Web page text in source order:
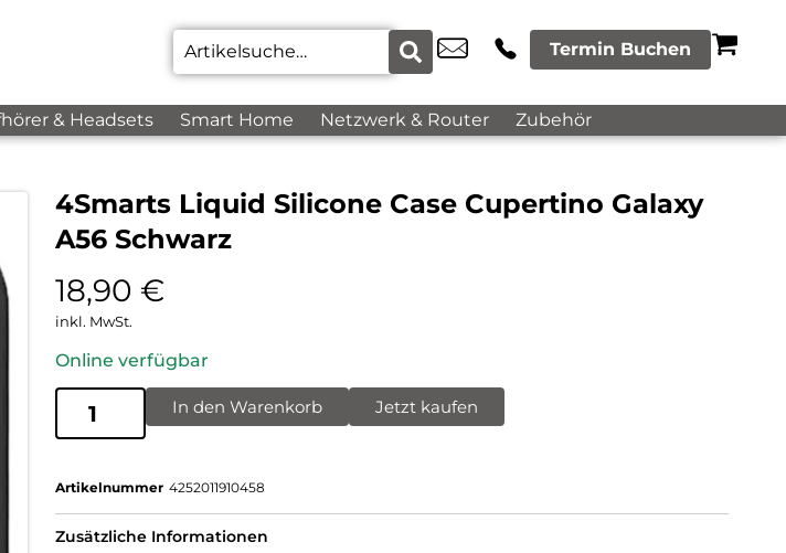
Termin Buchen
& Headsets Smart Home Netzwerk & Router Zubehör
4Smarts Liquid Silicone Case Cupertino Galaxy
A56 Schwarz
18,90 €
inkl. MwSt.
Online verfügbar
In den Warenkorb Jetzt kaufen
Artikelnummer 4252011910458
Zusätzliche Informationen